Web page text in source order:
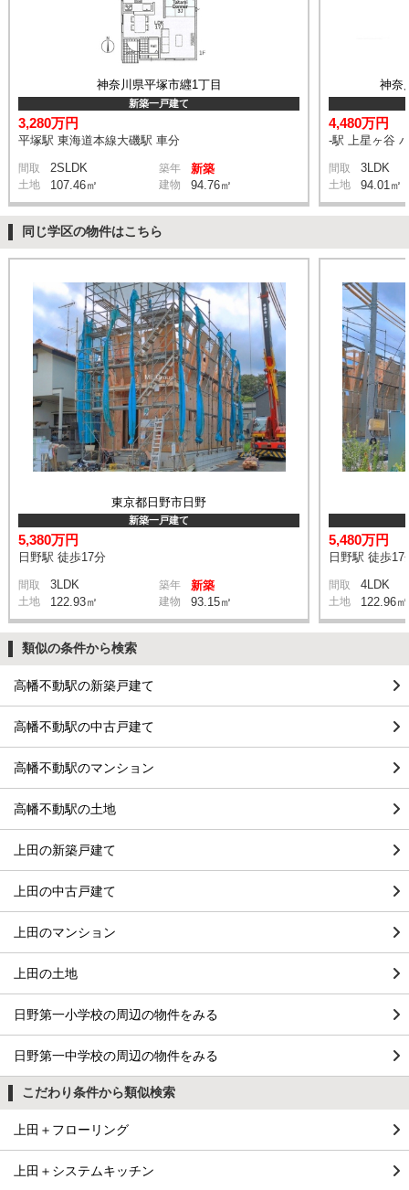
神奈川県平塚市纒1丁目
新築一戸建て
3,280万円
平塚駅 東海道本線大磯駅 車分
間取 2SLDK 築年 新築
土地 107.46㎡ 建物 94.76㎡
神奈
4,480万円
-駅 上星ヶ谷
間取 3LDK
土地 94.01㎡
同じ学区の物件はこちら
東京都日野市日野
新築一戸建て
5,380万円
日野駅 徒歩17分
間取 3LDK 築年 新築
土地 122.93㎡ 建物 93.15㎡
5,480万円
日野駅 徒歩17
間取 4LDK
土地 122.96㎡
類似の条件から検索
高幡不動駅の新築戸建て
高幡不動駅の中古戸建て
高幡不動駅のマンション
高幡不動駅の土地
上田の新築戸建て
上田の中古戸建て
上田のマンション
上田の土地
日野第一小学校の周辺の物件をみる
日野第一中学校の周辺の物件をみる
こだわり条件から類似検索
上田＋フローリング
上田＋システムキッチン